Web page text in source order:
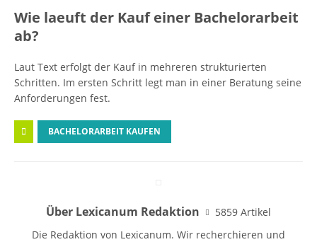
Wie laeuft der Kauf einer Bachelorarbeit
ab?
Laut Text erfolgt der Kauf in mehreren strukturierten
Schritten. Im ersten Schritt legt man in einer Beratung seine
Anforderungen fest.
BACHELORARBEIT KAUFEN
Über Lexicanum Redaktion
5859 Artikel
Die Redaktion von Lexicanum. Wir recherchieren und